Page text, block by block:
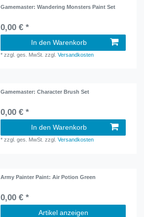
Gamemaster: Wandering Monsters Paint Set
0,00 € *
In den Warenkorb
*zzgl. ges. MwSt. zzgl.Versandkosten
Gamemaster: Character Brush Set
0,00 € *
In den Warenkorb
*zzgl. ges. MwSt. zzgl.Versandkosten
Army Painter Paint: Air Potion Green
0,00 € *
Artikel anzeigen